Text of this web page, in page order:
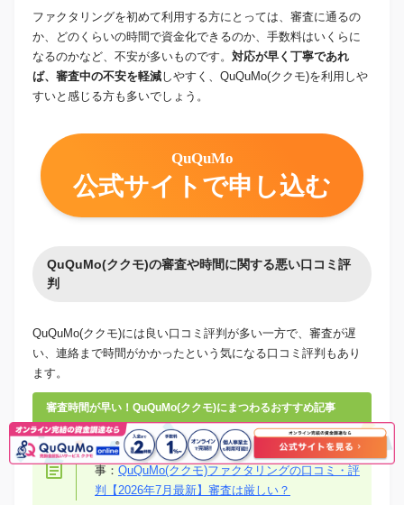
ファクタリングを初めて利用する方にとっては、審査に通るの
か、どのくらいの時間で資金化できるのか、手数料はいくらに
なるのかなど、不安が多いものです。 対応が早く丁寧であれ
ば、審査中の不安を軽減しやすく、QuQuMo(ククモ)を利用しや
すいと感じる方も多いでしょう。
QuQuMo
公式サイトで申し込む
QuQuMo(ククモ)の審査や時間に関する悪い口コミ評
判
QuQuMo(ククモ)には良い口コミ評判が多い一方で、審査が遅
い、連絡まで時間がかかったという気になる口コミ評判もあり
ます。
審査時間が早い！QuQuMo(ククモ)にまつわるおすすめ記事
審査時間が早い！QuQuMo(ククモ)に関連する記
事： QuQuMo(ククモ)ファクタリングの口コミ・評
判【2026年7月最新】審査は厳しい？